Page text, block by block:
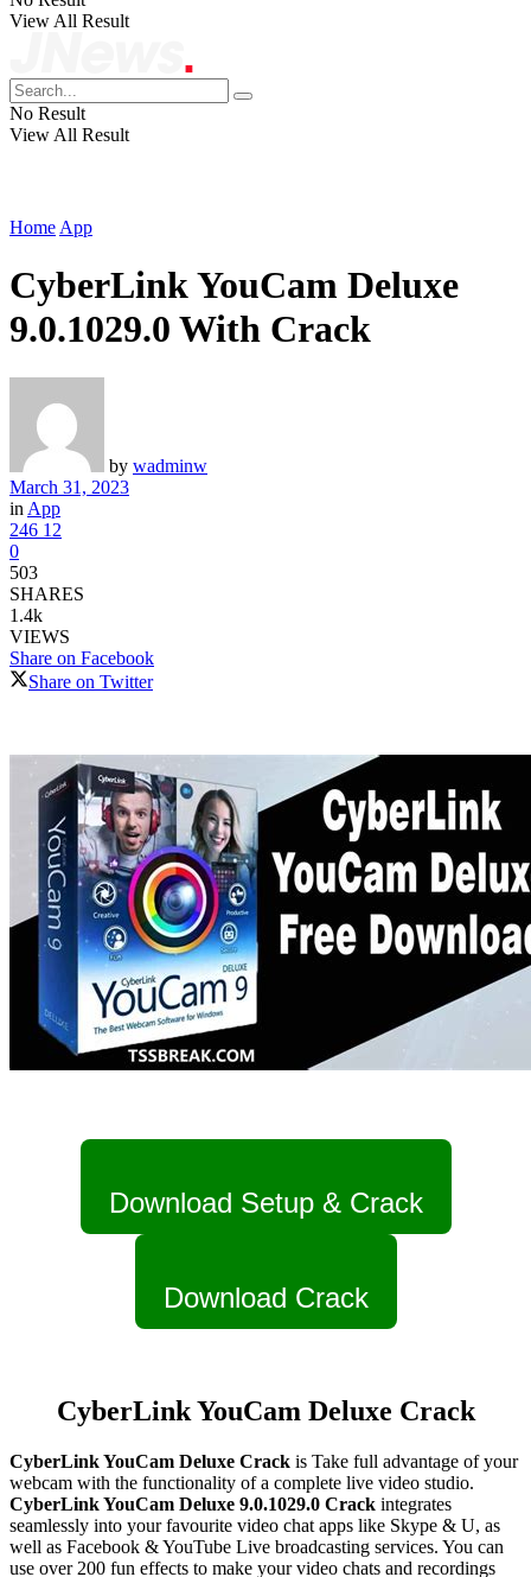
View All Result
No Result
View All Result
Home App
CyberLink YouCam Deluxe
9.0.1029.0 With Crack
by wadminw
March 31, 2023
in App
246 12
0
503
SHARES
1.4k
VIEWS
Share on Facebook
Share on Twitter
Download Setup & Crack
Download Crack
CyberLink YouCam Deluxe Crack
CyberLink YouCam Deluxe Crack is Take full advantage of your
webcam with the functionality of a complete live video studio.
CyberLink YouCam Deluxe 9.0.1029.0 Crack integrates
seamlessly into your favourite video chat apps like Skype & U, as
well as Facebook & YouTube Live broadcasting services. You can
use over 200 fun effects to make your video chats and recordings